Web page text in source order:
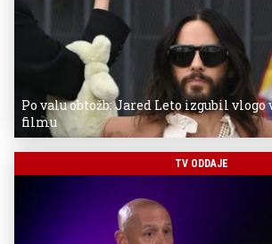
Po valu obtožb: Jared Leto izgubil
filmu
TV ODDAJE